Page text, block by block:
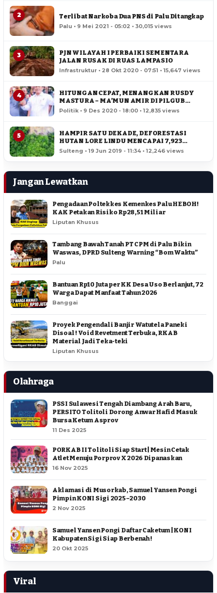
2 Terlibat Narkoba Dua PNS di Palu Ditangkap
Palu • 9 Mei 2021 - 05:02 • 30,015 views
3
PJN WILAYAH I PERBAIKI SEMENTARA
JALAN RUSAK DI RUAS LAMPASIO
Infrastruktur • 28 Okt 2020 - 07:51 • 15,647 views
4
HITUNGAN CEPAT, MENANGKAN RUSDY
MASTURA – MA’MUN AMIR DI PILGUB
SULTENG
Politik • 9 Des 2020 - 18:00 • 12,835 views
5
HAMPIR SATU DEKADE, DEFORESTASI
HUTAN LORE LINDU MENCAPAI 7,923
HEKTAR
Sulteng • 19 Jun 2019 - 11:34 • 12,246 views
Jangan Lewatkan
Pengadaan Poltekkes Kemenkes Palu HEBOH!
KAK Petakan Risiko Rp28,51 Miliar
Liputan Khusus
Tambang Bawah Tanah PT CPM di Palu Bikin
Waswas, DPRD Sulteng Warning “Bom Waktu”
Palu
Bantuan Rp10 Juta per KK Desa Uso Berlanjut, 72
Warga Dapat Manfaat Tahun 2026
Banggai
Proyek Pengendali Banjir Watutela Paneki
Disoal ! Void Revetment Terbuka, RKAB
Material Jadi Teka-teki
Liputan Khusus
Olahraga
PSSI Sulawesi Tengah Diambang Arah Baru,
PERSITO Tolitoli Dorong Anwar Hafid Masuk
Bursa Ketum Asprov
11 Des 2025
PORKAB II Tolitoli Siap Start | Mesin Cetak
Atlet Menuju Porprov X 2026 Dipanaskan
16 Nov 2025
Aklamasi di Musorkab, Samuel Yansen Pongi
Pimpin KONI Sigi 2025–2030
2 Nov 2025
Samuel Yansen Pongi Daftar Caketum | KONI
Kabupaten Sigi Siap Berbenah !
20 Okt 2025
Viral